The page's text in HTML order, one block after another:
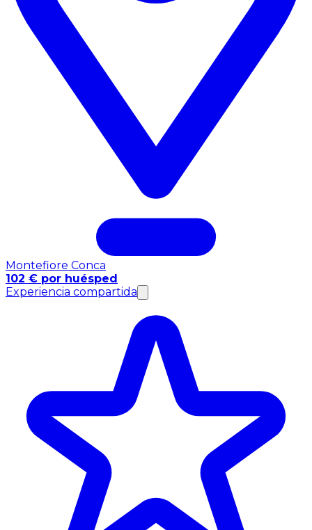
Montefiore Conca
102 € por huésped
Experiencia compartida